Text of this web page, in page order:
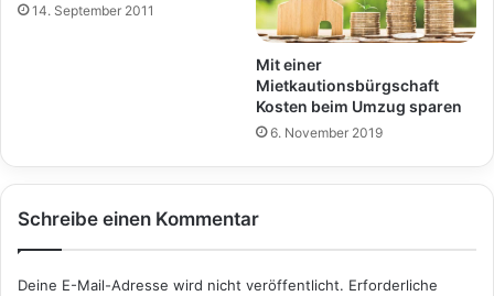
14. September 2011
Mit einer
Mietkautionsbürgschaft
Kosten beim Umzug sparen
6. November 2019
Schreibe einen Kommentar
Deine E-Mail-Adresse wird nicht veröffentlicht. Erforderliche